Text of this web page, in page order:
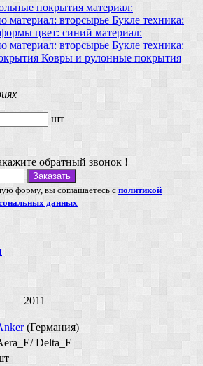
покрытия материал:
материал: вторсырье Букле техника:
формы цвет: синий материал:
материал: вторсырье Букле техника:
Ковры и рулонные покрытия
шт
обратный звонок !
Заказать
форму, вы соглашаетесь с политикой
данных
2011
(Германия)
Delta_E